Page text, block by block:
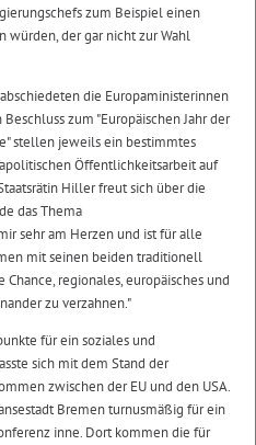
zum Beispiel einen
würden, der gar nicht zur Wahl
die Europaministerinnen
zum "Europäischen Jahr der
stellen jeweils ein bestimmtes
Öffentlichkeitsarbeit auf
Hiller freut sich über die
das Thema
sehr am Herzen und ist für alle
mit seinen beiden traditionell
regionales, europäisches und
zu verzahnen."
für ein soziales und
sich mit dem Stand der
zwischen der EU und den USA.
Bremen turnusmäßig für ein
inne. Dort kommen die für